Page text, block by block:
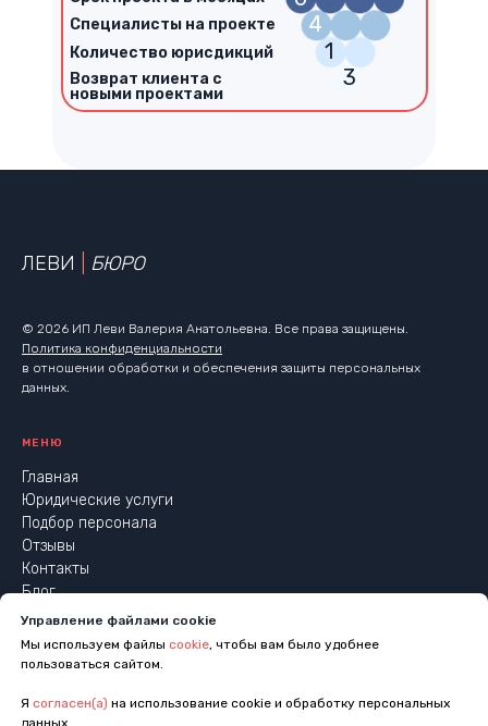
Возврат клиента с
новыми проектами
Количество юрисдикций
Специалисты на проекте
3
1
4
Управление файлами cookie
Мы используем файлы cookie, чтобы вам было удобнее
пользоваться сайтом.
Я согласен(а) на использование cookie и обработку персональных
ЛЕВИ БЮРО
© 2026 ИП Леви Валерия Анатольевна. Все права защищены.
Политика конфиденциальности
в отношении обработки и обеспечения защиты персональных
данных.
МЕНЮ
Главная
Юридические услуги
Подбор персонала
Отзывы
Контакты
Блог
+7 (921) 910-88-97
info@leviburo.ru
Юридические услугиlegal@leviburo.ru